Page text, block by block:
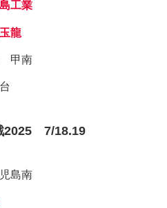
工業
龍
甲南
2025 7/18.19
島南